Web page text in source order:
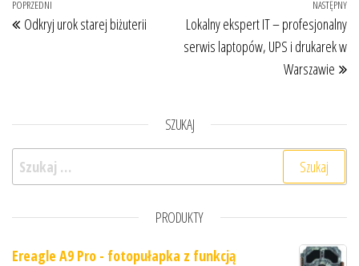
Nawigacja wpisu
Poprzedni wpis
POPRZEDNI
Odkryj urok starej biżuterii
NASTĘPNY
Lokalny ekspert IT – profesjonalny
serwis laptopów, UPS i drukarek w
Warszawie
SZUKAJ
Szukaj:
PRODUKTY
Ereagle A9 Pro - fotopułapka z funkcją